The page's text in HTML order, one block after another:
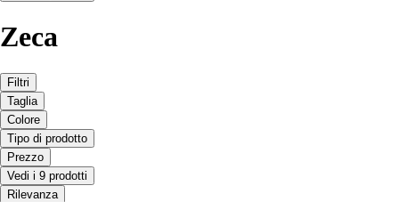
Zeca
Filtri
Taglia
Colore
Tipo di prodotto
Prezzo
Vedi i 9 prodotti
Rilevanza